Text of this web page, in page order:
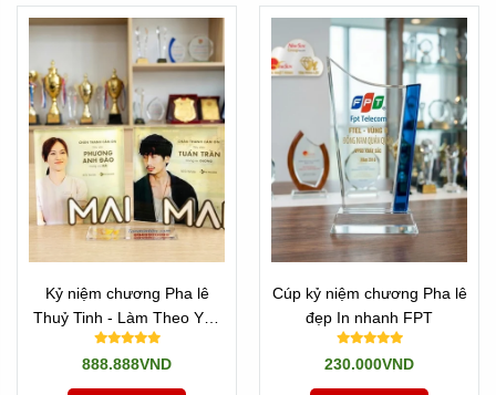
Kỷ niệm chương Pha lê
Thuỷ Tinh - Làm Theo Yêu
Cầu Phim Mai Trấn Thành
888.888VND
Cúp kỷ niệm chương Pha lê
đẹp In nhanh FPT
230.000VND